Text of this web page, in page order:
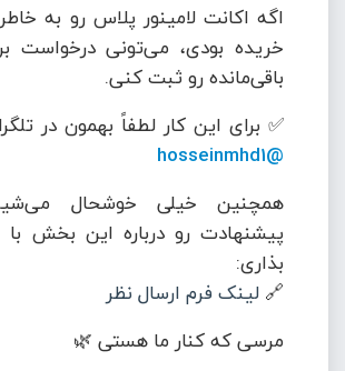
اگه اکانت لامینور پلاس رو به
خریده بودی، می‌تونی درخواست
باقی‌مانده رو ثبت کنی.
✅ برای این کار لطفاً بهمون در
@hosseinmhd1
همچنین خیلی خوشحال
پیشنهادت رو درباره این بخش
بذاری:
🔗 لینک فرم ارسال نظر
مرسی که کنار ما هستی 🌿